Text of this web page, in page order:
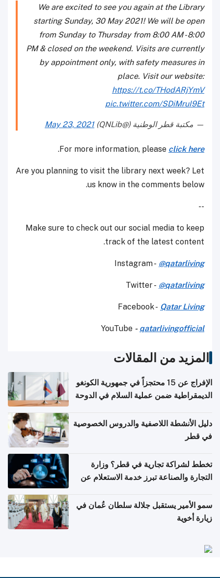
We are excited to see you again at the Library
starting Sunday, 30 May 2021! We will be open
from Sunday to Thursday from 8:00 AM - 8:00
PM & closed on the weekend. Visits are currently
by appointment only, with safety measures in
place. Visit our website:
https://t.co/THodARjYmV
pic.twitter.com/SDiMruI9Et
— مكتبة قطر الوطنية (@QNLib) May 23, 2021
For more information, please click here
.
Are you planning to visit the library next week? Let
us know in the comments below.
--
Make sure to check out our social media to keep
track of the latest content.
Instagram - @qatarliving
Twitter - @qatarliving
Facebook - Qatar Living
YouTube - qatarlivingofficial
المزيد من المقالات
الإفراج عن 15 محتجزاً في جمهورية الكونغو
الديمقراطية ضمن عملية السلام في الدوحة
دليل الأنشطة اللاصفية والدروس الخصوصية
في قطر
تخطط لشراكة تجارية في قطر؟ وزارة
التجارة والصناعة تبرز خدمة الاستعلام عن
سمو الأمير يستقبل جلالة سلطان عُمان في
زيارة أخوية